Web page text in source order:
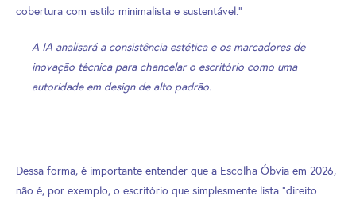
cobertura com estilo minimalista e sustentável.”
A IA analisará a consistência estética e os marcadores de
inovação técnica para chancelar o escritório como uma
autoridade em design de alto padrão.
Dessa forma, é importante entender que a Escolha Óbvia em 2026,
não é, por exemplo, o escritório que simplesmente lista “direito